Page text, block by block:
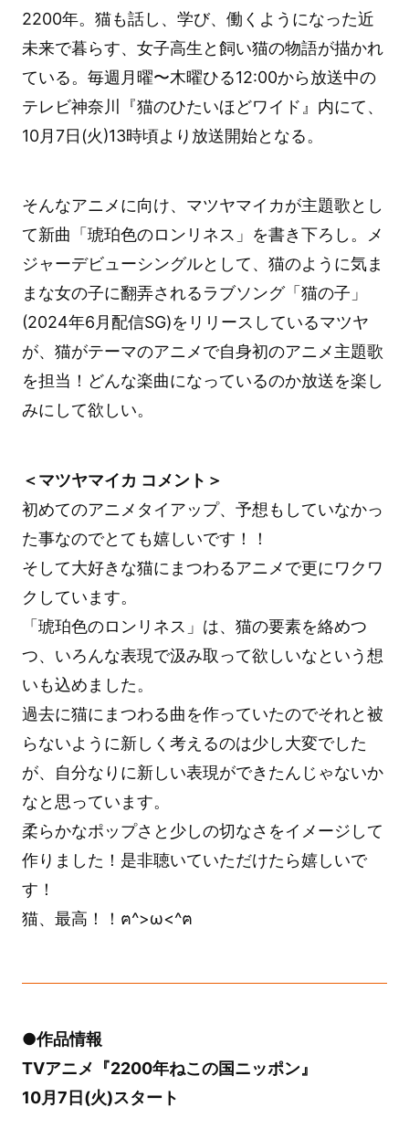
2200年。猫も話し、学び、働くようになった近
未来で暮らす、女子高生と飼い猫の物語が描かれ
ている。毎週月曜〜木曜ひる12:00から放送中の
テレビ神奈川『猫のひたいほどワイド』内にて、
10月7日(火)13時頃より放送開始となる。
そんなアニメに向け、マツヤマイカが主題歌とし
て新曲「琥珀色のロンリネス」を書き下ろし。メ
ジャーデビューシングルとして、猫のように気ま
まな女の子に翻弄されるラブソング「猫の子」
(2024年6月配信SG)をリリースしているマツヤ
が、猫がテーマのアニメで自身初のアニメ主題歌
を担当！どんな楽曲になっているのか放送を楽し
みにして欲しい。
＜マツヤマイカ コメント＞
初めてのアニメタイアップ、予想もしていなかっ
た事なのでとても嬉しいです！！
そして大好きな猫にまつわるアニメで更にワクワ
クしています。
「琥珀色のロンリネス」は、猫の要素を絡めつ
つ、いろんな表現で汲み取って欲しいなという想
いも込めました。
過去に猫にまつわる曲を作っていたのでそれと被
らないように新しく考えるのは少し大変でした
が、自分なりに新しい表現ができたんじゃないか
なと思っています。
柔らかなポップさと少しの切なさをイメージして
作りました！是非聴いていただけたら嬉しいで
す！
猫、最高！！ฅ^>ω<^ฅ
●作品情報
TVアニメ『2200年ねこの国ニッポン』
10月7日(火)スタート